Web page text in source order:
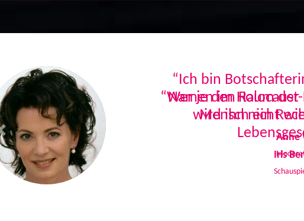
“Ich bin
Namen im
Mensch ein
Iris
Previous